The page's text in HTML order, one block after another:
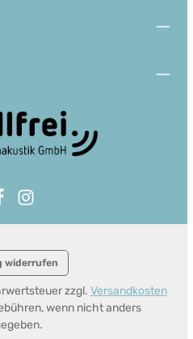
widerrufen
zzgl. Versandkosten
wenn nicht anders